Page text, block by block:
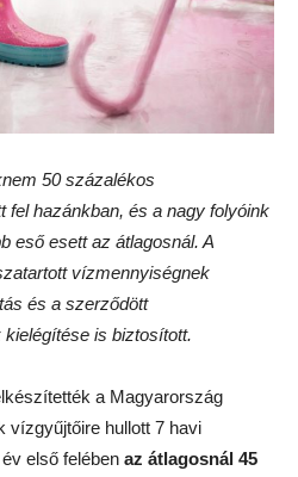
50 százalékos
fel hazánkban, és a nagy folyóink
eső esett az átlagosnál. A
vízmennyiségnek
és a szerződött
is biztosított.
a Magyarország
vízgyűjtőire hullott 7 havi
első felében az átlagosnál 45